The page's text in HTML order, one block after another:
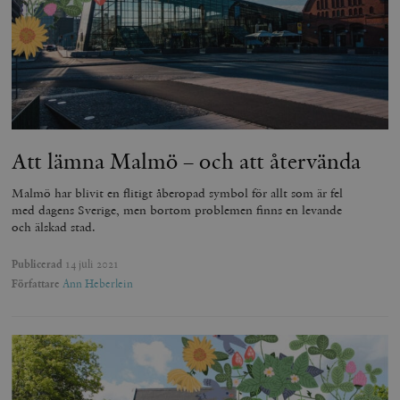
Att lämna Malmö – och att återvända
Malmö har blivit en flitigt åberopad symbol för allt som är fel
med dagens Sverige, men bortom problemen finns en levande
och älskad stad.
Publicerad 14 juli 2021
Författare Ann Heberlein
woocommerce_cart_hash
Automattic
Inc.
timbro.se
Hotjar Ltd
woocommerce_items_in_cart
wp_woocommerce_session_[abcdef0123456789]
{32}
timbro.se